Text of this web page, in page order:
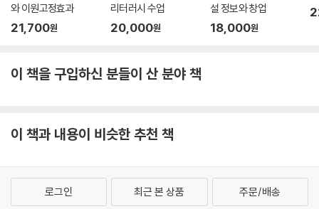
와 이원고정효과
21,700원
리터러시 수업
20,000원
설 정보와 창업
18,000원
이 책을 구입하신 분들이 산 분야 책
이 책과 내용이 비슷한 추천 책
로그인 최근 본 상품 주문/배송